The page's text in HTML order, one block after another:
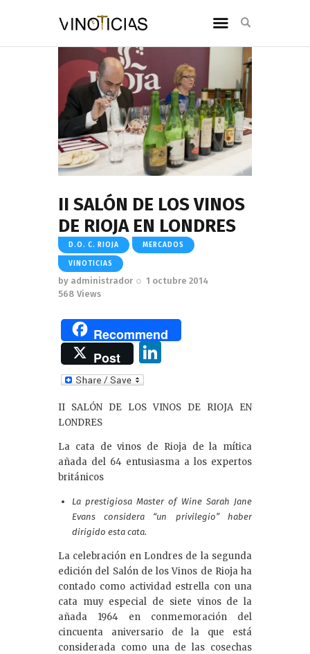
II SALÓN DE LOS VINOS
DE RIOJA EN LONDRES
D.O. C. RIOJA MERCADOS
VINOTICIAS
by administrador
1 octubre 2014
568 Views
Recommend
Post
k
e
dI
n
II SALÓN DE LOS VINOS DE RIOJA EN
LONDRES
La cata de vinos de Rioja de la mítica
añada del 64 entusiasma a los expertos
británicos
La prestigiosa Master of Wine Sarah Jane
Evans considera “un privilegio” haber
dirigido esta cata.
La celebración en Londres de la segunda
edición del Salón de los Vinos de Rioja ha
contado como actividad estrella con una
cata muy especial de siete vinos de la
añada 1964 en conmemoración del
cincuenta aniversario de la que está
considerada como una de las cosechas